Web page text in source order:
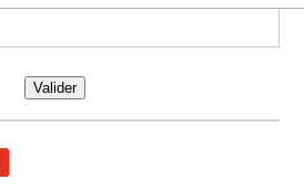
Valider